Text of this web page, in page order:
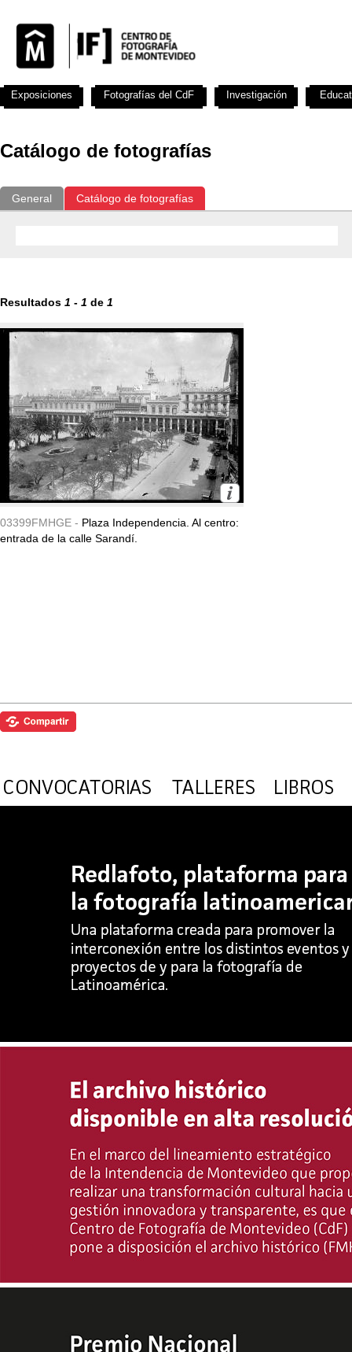
Catálogo de fotografías
General Catálogo de fotografías
Resultados 1 - 1 de 1
03399FMHGE - Plaza Independencia. Al centro:
entrada de la calle Sarandí.
Exposiciones Fotografías del CdF Investigación